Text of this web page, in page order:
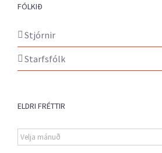
FÓLKIÐ
Stjórnir
Starfsfólk
ELDRI FRÉTTIR
Eldri
fréttir